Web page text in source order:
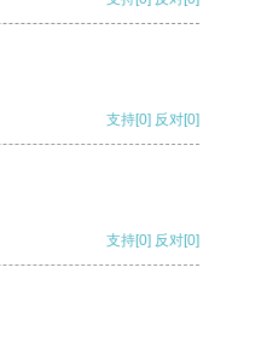
支持[0] 反对[0]
支持[0] 反对[0]